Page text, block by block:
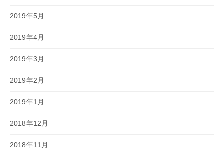
2019年5月
2019年4月
2019年3月
2019年2月
2019年1月
2018年12月
2018年11月